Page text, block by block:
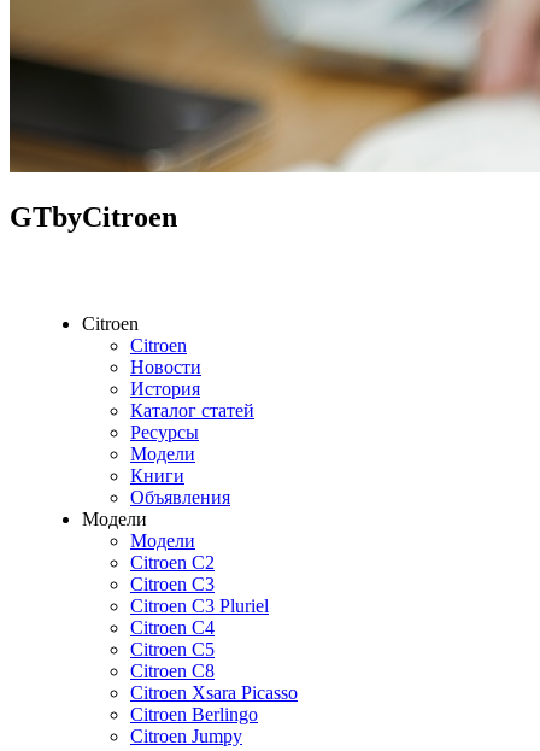
GTbyCitroen
Citroen
Citroen
Новости
История
Каталог статей
Ресурсы
Модели
Книги
Объявления
Модели
Модели
Citroen C2
Citroen C3
Citroen C3 Pluriel
Citroen C4
Citroen C5
Citroen C8
Citroen Xsara Picasso
Citroen Berlingo
Citroen Jumpy